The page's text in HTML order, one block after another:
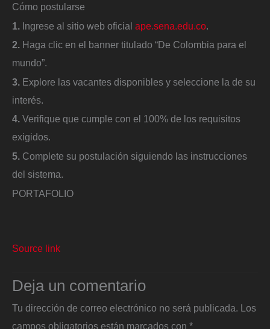
Cómo postularse
1.
Ingrese al sitio web oficial ape.sena.edu.co
2. Haga clic en el banner titulado “De Colombia para el
mundo”.
3. Explore las vacantes disponibles y seleccione la de su
interés.
4. Verifique que cumple con el 100% de los requisitos
exigidos.
5. Complete su postulación siguiendo las instrucciones
del sistema.
PORTAFOLIO
Source link
Deja un comentario
Tu dirección de correo electrónico no será publicada. Los
campos obligatorios están marcados con *